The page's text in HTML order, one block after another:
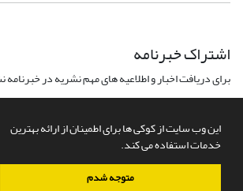
این وب سایت از کوکی ها برای اطمینان از ارائه بهترین
خدمات استفاده می کند.
متوجه شدم
اشتراک خبرنامه
برای دریافت اخبار و اطلاعیه های مهم نشریه در